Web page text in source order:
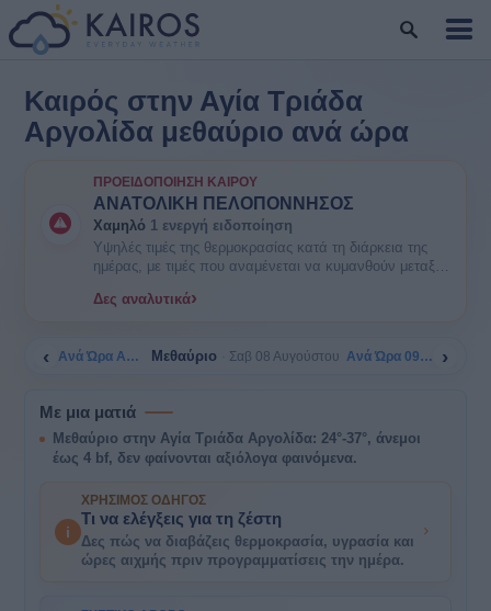
Καιρός στην Αγία Τριάδα
Αργολίδα μεθαύριο ανά ώρα
ΠΡΟΕΙΔΟΠΟΊΗΣΗ ΚΑΙΡΟΎ
ΑΝΑΤΟΛΙΚΗ ΠΕΛΟΠΟΝΝΗΣΟΣ
Χαμηλό 1 ενεργή ειδοποίηση
Υψηλές τιμές της θερμοκρασίας κατά τη διάρκεια της
ημέρας, με τιμές που αναμένεται να κυμανθούν μεταξύ
πιθανοί κάποιοι κίνδυνοι υγείας στις ευπαθείς ομάδες
Δες αναλυτικά›
‹ Ανά Ώρα Αύριο Μεθαύριο Σαβ 08 Αυγούστου Ανά Ώρα 09/08 ›
Με μια ματιά
Μεθαύριο στην Αγία Τριάδα Αργολίδα: 24°-37°, άνεμοι
έως 4 bf, δεν φαίνονται αξιόλογα φαινόμενα.
i
ΧΡΉΣΙΜΟΣ ΟΔΗΓΌΣ
Τι να ελέγξεις για τη ζέστη
Δες πώς να διαβάζεις θερμοκρασία, υγρασία και
ώρες αιχμής πριν προγραμματίσεις την ημέρα.